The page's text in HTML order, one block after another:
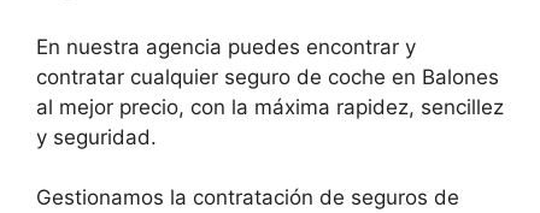
En nuestra agencia puedes encontrar y
contratar cualquier seguro de coche en Balones
al mejor precio, con la máxima rapidez, sencillez
y seguridad.
Gestionamos la contratación de seguros de